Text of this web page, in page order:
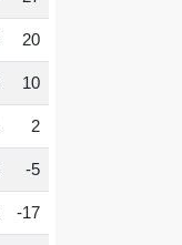
20
10
2
-5
-17